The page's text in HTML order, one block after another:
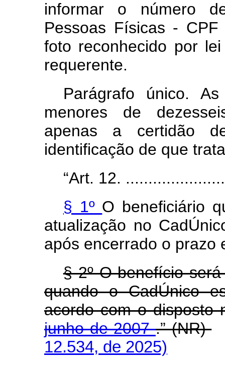
informar o número
Pessoas Físicas -
foto reconhecido por
requerente.
Parágrafo único.
menores de
apenas a certidão
identificação de que
“Art. 12.
§ 1º O beneficiário
atualização no
após encerrado o prazo
§ 2º O benefício
quando o CadÚnico
acordo com o disposto
junho de 2007.” (NR)
12.534, de 2025)